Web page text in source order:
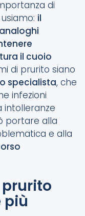
di
il
il cuoio
di prurito siano
specialista, che
infezioni
intolleranze
portare alla
e alla
più